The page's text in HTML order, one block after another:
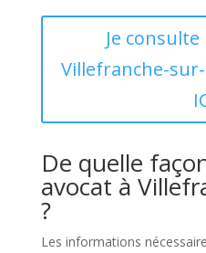
Je
Villefranche-
De quelle
avocat à
?
Les informations